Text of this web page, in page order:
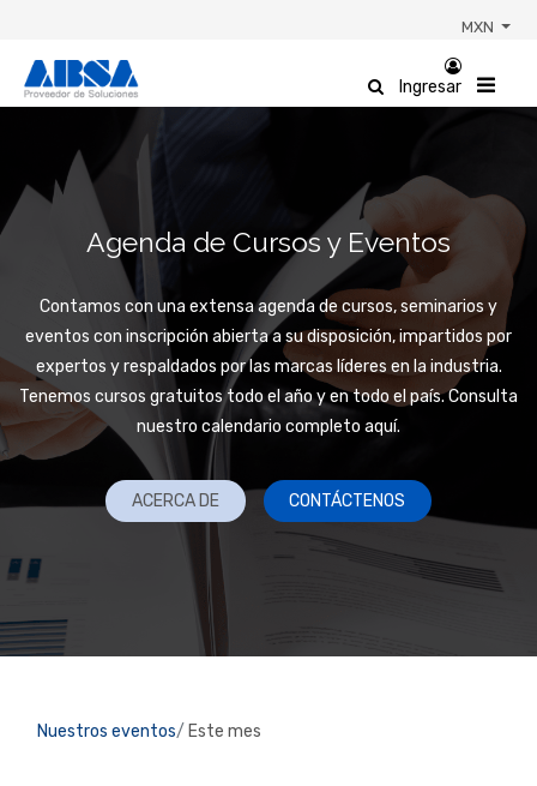
MXN
Ingresar
Agenda de Cursos y Eventos
Contamos con una extensa agenda de cursos, seminarios y
eventos con inscripción abierta a su disposición, impartidos por
expertos y respaldados por las marcas líderes en la industria.
Tenemos cursos gratuitos todo el año y en todo el país. Consulta
nuestro calendario completo aquí.
ACERCA DE CONTÁCTENOS
Nuestros eventos Este mes